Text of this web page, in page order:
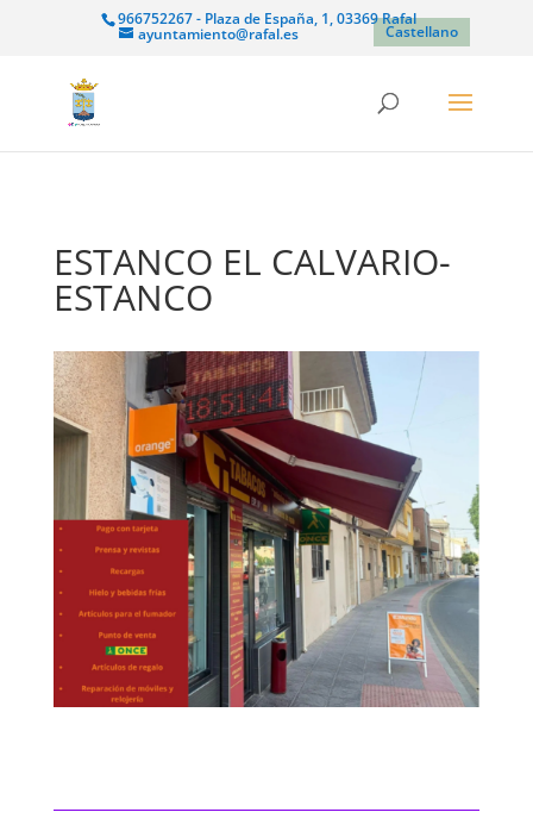
966752267 - Plaza de España, 1, 03369 Rafal
ayuntamiento@rafal.es Castellano
ESTANCO EL CALVARIO-
ESTANCO